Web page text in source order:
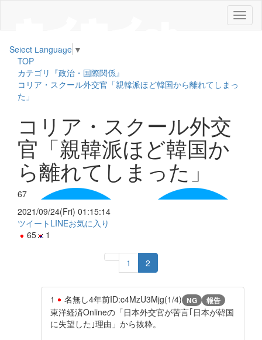
メ
ニ
Select Language ▼
TOP
カテゴリ『政治・国際関係』
コリア・スクール外交官「親韓派ほど韓国から離れてしまっ
た」
コリア・スクール外交
官「親韓派ほど韓国か
ら離れてしまった」
67
2021/09/24(Fri) 01:15:14
ツイート LINEお気に入り
65
1
1 2
1 名無し4年前ID:c4MzU3Mjg(1/4) NG 報告
東洋経済Onlineの「日本外交官が苦言｢日本が韓国
に失望した｣理由」から抜粋。